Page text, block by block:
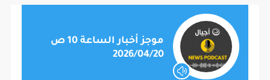
موجز أخبار الساعة 10 ص
2026/04/20